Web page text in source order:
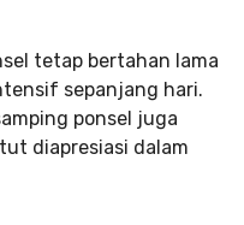
tetap bertahan lama
sepanjang hari.
ponsel juga
diapresiasi dalam